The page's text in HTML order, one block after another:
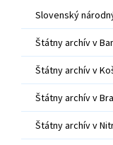
Slovenský
Štátny archív v
Štátny archív v
Štátny archív v
Štátny archív v